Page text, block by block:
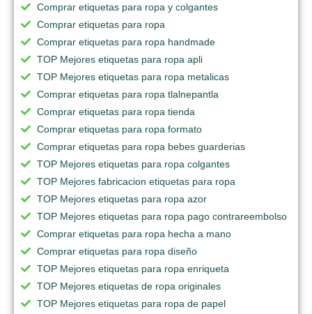
Comprar etiquetas para ropa y colgantes
Comprar etiquetas para ropa
Comprar etiquetas para ropa handmade
TOP Mejores etiquetas para ropa apli
TOP Mejores etiquetas para ropa metalicas
Comprar etiquetas para ropa tlalnepantla
Comprar etiquetas para ropa tienda
Comprar etiquetas para ropa formato
Comprar etiquetas para ropa bebes guarderias
TOP Mejores etiquetas para ropa colgantes
TOP Mejores fabricacion etiquetas para ropa
TOP Mejores etiquetas para ropa azor
TOP Mejores etiquetas para ropa pago contrareembolso
Comprar etiquetas para ropa hecha a mano
Comprar etiquetas para ropa diseño
TOP Mejores etiquetas para ropa enriqueta
TOP Mejores etiquetas de ropa originales
TOP Mejores etiquetas para ropa de papel